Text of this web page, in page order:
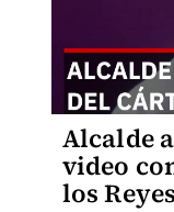
Alcalde
video
los